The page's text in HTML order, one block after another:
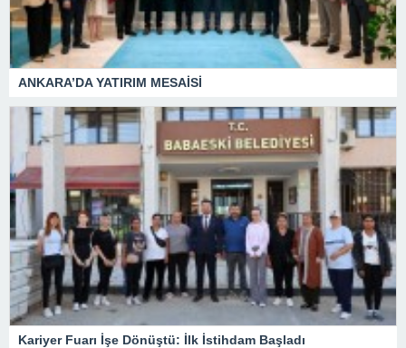
ANKARA’DA YATIRIM MESAİSİ
Kariyer Fuarı İşe Dönüştü: İlk İstihdam Başladı